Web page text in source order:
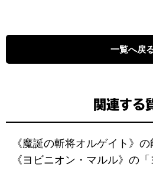
一覧へ戻
関連する
《魔誕の斬将オルゲイト》
《ヨビニオン・マルル》の